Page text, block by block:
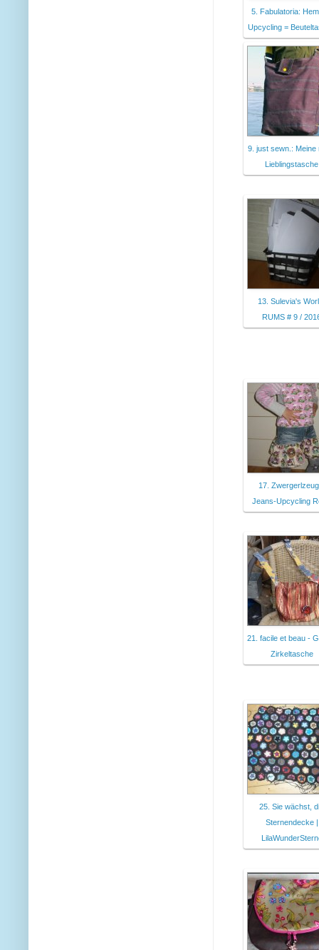
5. Fabulatoria:
Upcycling =
9. just sewn.: Meine
Lieblingstasche
13. Sulevia's
RUMS # 9 /
17.
Jeans-Upcycling
21. facile et beau -
Zirkeltasche
25. Sie wächst,
Sternendecke |